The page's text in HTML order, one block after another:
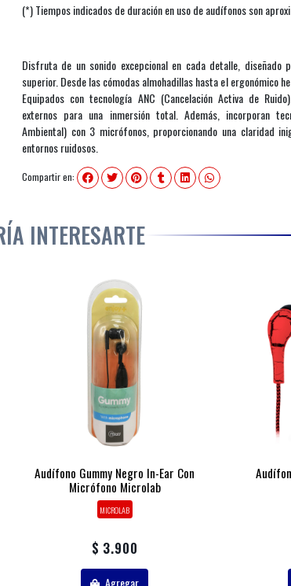
(*) Tiempos indicados de duración en uso de audífonos son
Disfruta de un sonido excepcional en cada detalle, diseñado
superior. Desde las cómodas almohadillas hasta el ergonómico
Equipados con tecnología ANC (Cancelación Activa de
externos para una inmersión total. Además, incorporan
Ambiental) con 3 micrófonos, proporcionando una claridad
entornos ruidosos.
Compartir en:
INTERESARTE
Audífono Gummy Negro In-Ear Con
Micrófono Microlab
MICROLAB
$ 3.900
Agregar